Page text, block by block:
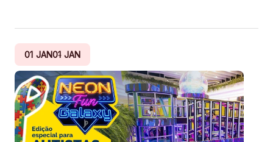
01 JAN01 JAN